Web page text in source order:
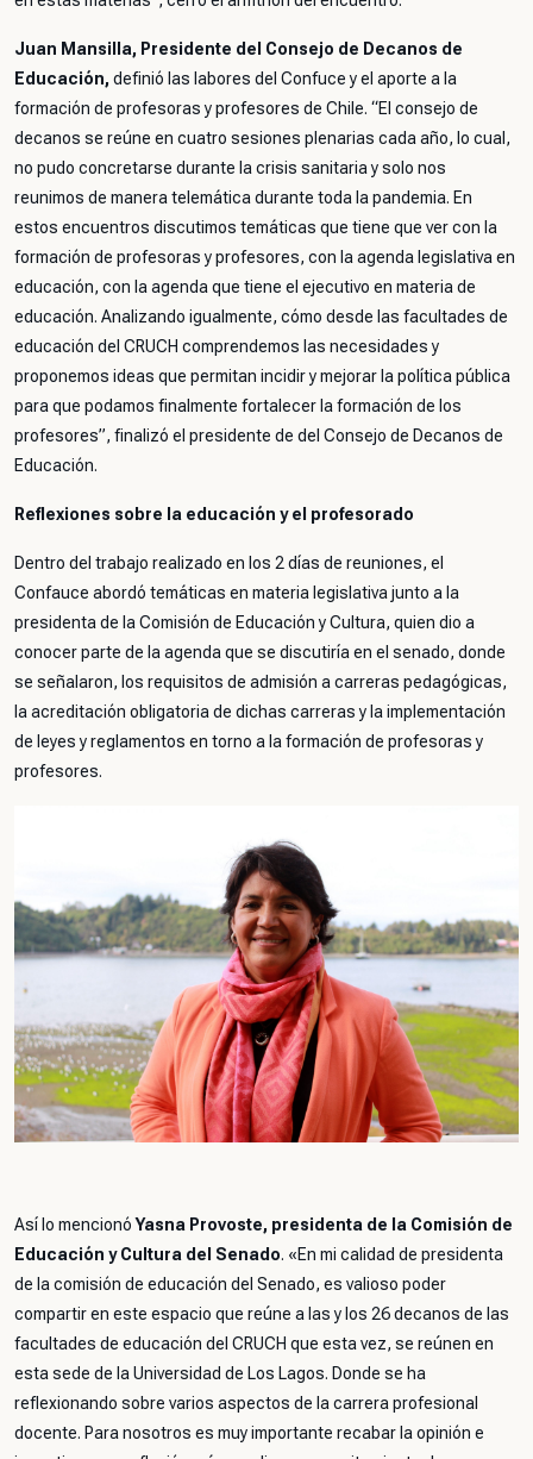
Juan Mansilla, Presidente del Consejo de Decanos de
Educación, definió las labores del Confuce y el aporte a la
formación de profesoras y profesores de Chile. “El consejo de
decanos se reúne en cuatro sesiones plenarias cada año, lo cual,
no pudo concretarse durante la crisis sanitaria y solo nos
reunimos de manera telemática durante toda la pandemia. En
estos encuentros discutimos temáticas que tiene que ver con la
formación de profesoras y profesores, con la agenda legislativa en
educación, con la agenda que tiene el ejecutivo en materia de
educación. Analizando igualmente, cómo desde las facultades de
educación del CRUCH comprendemos las necesidades y
proponemos ideas que permitan incidir y mejorar la política pública
para que podamos finalmente fortalecer la formación de los
profesores”, finalizó el presidente de del Consejo de Decanos de
Educación.
Reflexiones sobre la educación y el profesorado
Dentro del trabajo realizado en los 2 días de reuniones, el
Confauce abordó temáticas en materia legislativa junto a la
presidenta de la Comisión de Educación y Cultura, quien dio a
conocer parte de la agenda que se discutiría en el senado, donde
se señalaron, los requisitos de admisión a carreras pedagógicas,
la acreditación obligatoria de dichas carreras y la implementación
de leyes y reglamentos en torno a la formación de profesoras y
profesores.
Así lo mencionóYasna Provoste, presidenta de la Comisión de
Educación y Cultura del Senado. «En mi calidad de presidenta
de la comisión de educación del Senado, es valioso poder
compartir en este espacio que reúne a las y los 26 decanos de las
facultades de educación del CRUCH que esta vez, se reúnen en
esta sede de la Universidad de Los Lagos. Donde se ha
reflexionando sobre varios aspectos de la carrera profesional
docente. Para nosotros es muy importante recabar la opinión e